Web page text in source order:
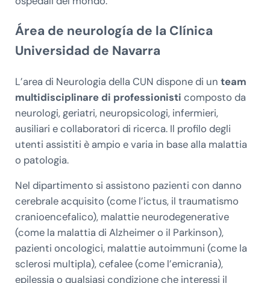
Área de neurología de la Clínica
Universidad de Navarra
L’area di Neurologia della CUN dispone di un team
multidisciplinare di professionisti composto da
neurologi, geriatri, neuropsicologi, infermieri,
ausiliari e collaboratori di ricerca. Il profilo degli
utenti assistiti è ampio e varia in base alla malattia
o patologia.
Nel dipartimento si assistono pazienti con danno
cerebrale acquisito (come l’ictus, il traumatismo
cranioencefalico), malattie neurodegenerative
(come la malattia di Alzheimer o il Parkinson),
pazienti oncologici, malattie autoimmuni (come la
sclerosi multipla), cefalee (come l’emicrania),
epilessia o qualsiasi condizione che interessi il